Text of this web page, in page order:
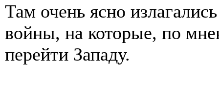
Там очень ясно
войны, на которые, по
перейти Западу.